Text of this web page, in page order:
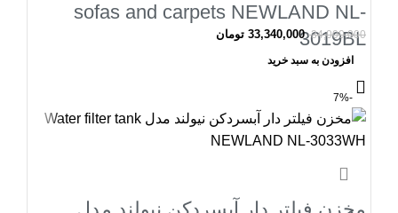
sofas and carpets NEWLAND NL-
3019BL
34,000,000
33,340,000 تومان
افزودن به سبد خرید
-7%